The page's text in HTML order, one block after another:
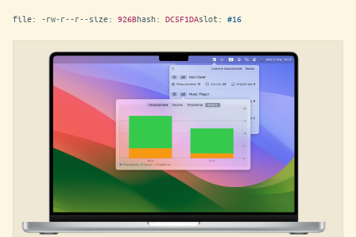
file: -rw-r--r--size: 926Bhash: DC5F1DAslot: #16